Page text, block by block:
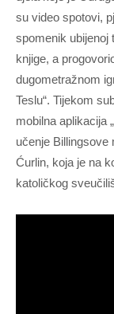
su video spotovi,
spomenik ubijenoj
knjige, a
dugometražnom
Teslu“. Tijekom
mobilna aplikacija
učenje Billingsove
Ćurlin, koja je na
katoličkog